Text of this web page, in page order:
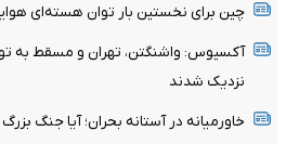
چین برای نخستین بار توان هسته‌ای
آکسیوس: واشنگتن، تهران و مسقط به
نزدیک شدند
خاورمیانه در آستانه بحران؛ آیا جنگ